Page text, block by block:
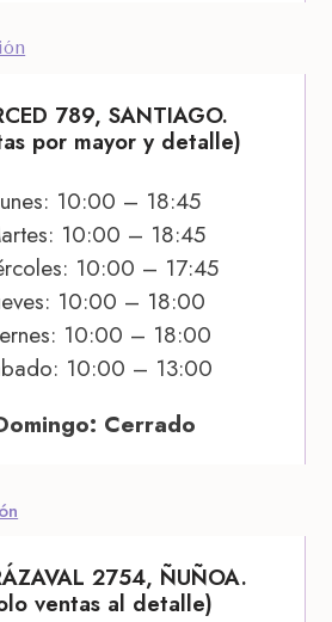
789, SANTIAGO.
por mayor y detalle)
10:00 – 18:45
10:00 – 18:45
10:00 – 17:45
10:00 – 18:00
10:00 – 18:00
10:00 – 13:00
Cerrado
2754, ÑUÑOA.
ventas al detalle)